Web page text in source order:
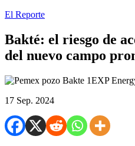
El Reporte
Bakté: el riesgo de
del nuevo campo
17 Sep. 2024